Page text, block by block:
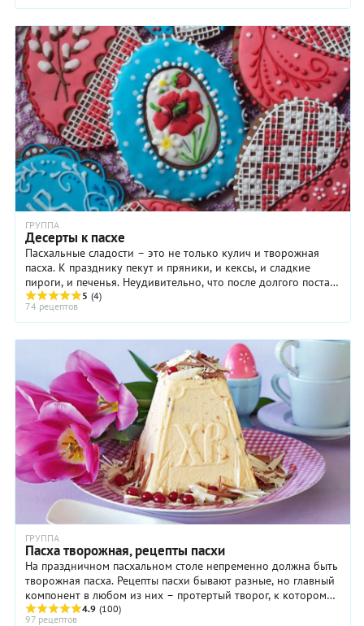
ГРУППА
Десерты к пасхе
Пасхальные сладости – это не только кулич и творожная
пасха. К празднику пекут и пряники, и кексы, и сладкие
пироги, и печенья. Неудивительно, что после долгого поста к
столу подаются блюда сытные и ...
5 (4)
74 рецептов
ГРУППА
Пасха творожная, рецепты пасхи
На праздничном пасхальном столе непременно должна быть
творожная пасха. Рецепты пасхи бывают разные, но главный
компонент в любом из них – протертый творог, к которому
добавляют сливочное масло, ...
4.9 (100)
97 рецептов